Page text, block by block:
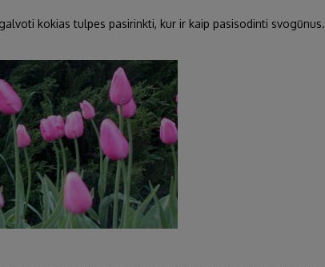
kokias tulpes pasirinkti, kur ir kaip pasisodinti svogūnus.